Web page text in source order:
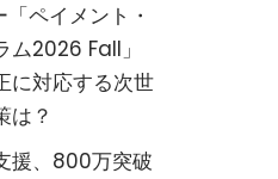
ペイメント・
ム2026 Fall」
に対応する次世
は？
援、800万突破